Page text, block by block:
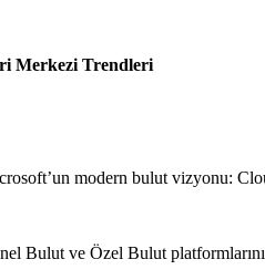
Merkezi Trendleri
modern bulut vizyonu:
Bulut ve Özel Bulut